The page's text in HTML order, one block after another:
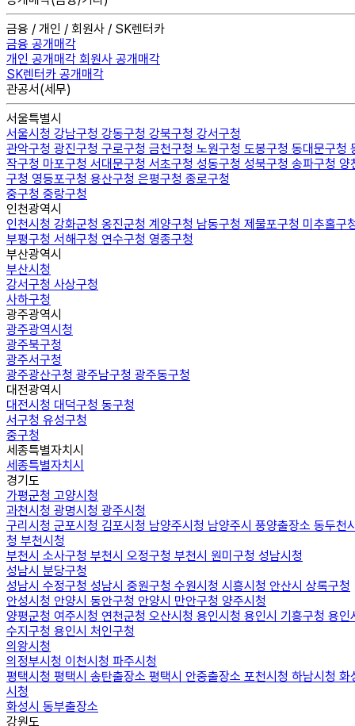
금융 / 개인 / 회원사 / SK렌터카
금융 공개매각
개인 공개매각 회원사 공개매각
SK렌터카 공개매각
관공서(세무)
서울특별시
서울시청 강남구청 강동구청 강북구청 강서구청
관악구청 광진구청 구로구청 금천구청 노원구청 도봉구청 동대문구청
작구청 마포구청 서대문구청 서초구청 성동구청 성북구청 송파구청 양
구청 영등포구청 용산구청 은평구청 종로구청
중구청 중랑구청
인천광역시
인천시청 강화군청 옹진군청 계양구청 남동구청 제물포구청 미추홀구
부평구청 서해구청 연수구청 영종구청
부산광역시
부산시청
강서구청 사상구청
사하구청
광주광역시
광주광역시청
광주북구청
광주서구청
광주광산구청 광주남구청 광주동구청
대전광역시
대전시청 대덕구청 동구청
서구청 유성구청
중구청
세종특별자치시
세종특별자치시
경기도
가평군청 고양시청
과천시청 광명시청 광주시청
구리시청 군포시청 김포시청 남양주시청 남양주시 풍양출장소 동두천
청 부천시청
부천시 소사구청 부천시 오정구청 부천시 원미구청 성남시청
성남시 분당구청
성남시 수정구청 성남시 중원구청 수원시청 시흥시청 안산시 상록구청
안성시청 안양시 동안구청 안양시 만안구청 양주시청
양평군청 여주시청 연천군청 오산시청 용인시청 용인시 기흥구청 용인
수지구청 용인시 처인구청
의왕시청
의정부시청 이천시청 파주시청
평택시청 평택시 송탄출장소 평택시 안중출장소 포천시청 하남시청 화
시청
화성시 동부출장소
강원도